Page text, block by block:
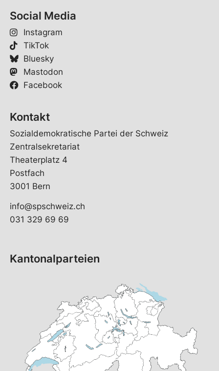
Social Media
Instagram
TikTok
Bluesky
Mastodon
Facebook
Kontakt
Sozialdemokratische Partei der Schweiz
Zentralsekretariat
Theaterplatz 4
Postfach
3001 Bern
info@spschweiz.ch
031 329 69 69
Kantonalparteien